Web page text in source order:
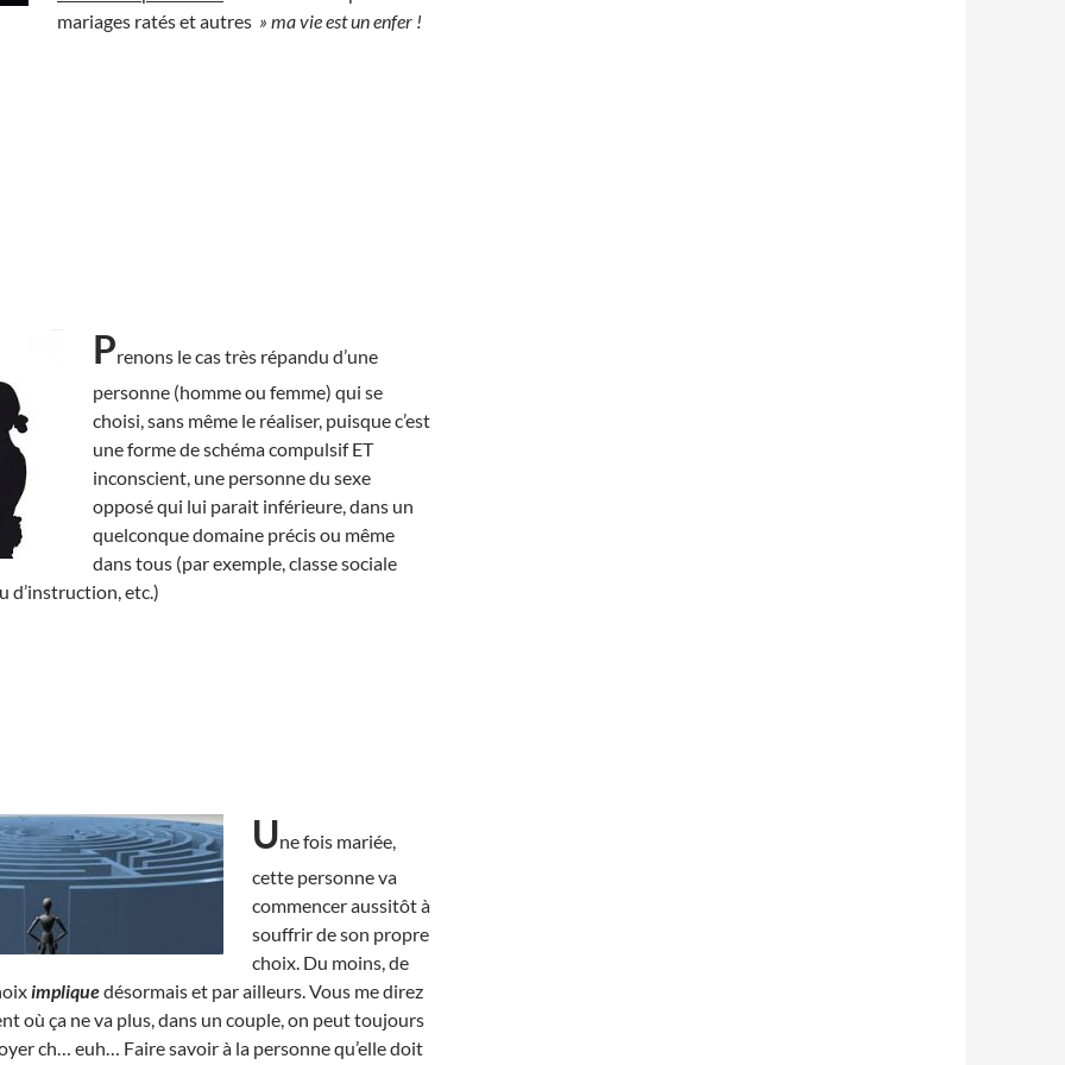
mariages ratés et autres » ma vie est un enfer !
Prenons le cas très répandu d’une
personne (homme ou femme) qui se
choisi, sans même le réaliser, puisque c’est
une forme de schéma compulsif ET
inconscient, une personne du sexe
opposé qui lui parait inférieure, dans un
quelconque domaine précis ou même
dans tous (par exemple, classe sociale
d’instruction, etc.)
Une fois mariée,
cette personne va
commencer aussitôt à
souffrir de son propre
choix. Du moins, de
impliquedésormais et par ailleurs. Vous me direz
où ça ne va plus, dans un couple, on peut toujours
ch… euh… Faire savoir à la personne qu’elle doit